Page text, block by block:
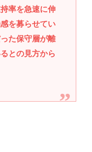
率を急速に伸
を募らせてい
た保守層が離
との見方から